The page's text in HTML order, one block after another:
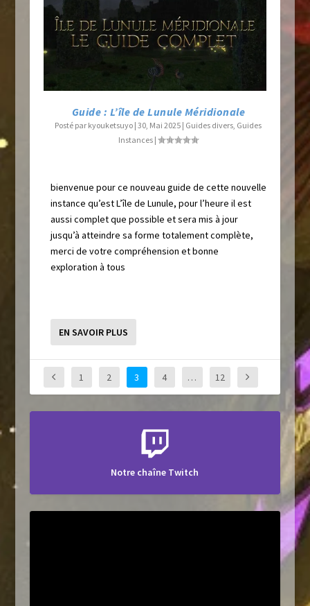
Guide : L’île de Lunule Méridionale
Posté par kyouketsuyo |30, Mai 2025 | Guides divers Guides
Instances |
bienvenue pour ce nouveau guide de cette nouvelle
instance qu’est L’île de Lunule, pour l’heure il est
aussi complet que possible et sera mis à jour
jusqu’à atteindre sa forme totalement complète,
merci de votre compréhension et bonne
exploration à tous
EN SAVOIR PLUS
1 2 3 4 … 12
Notre chaîne Twitch